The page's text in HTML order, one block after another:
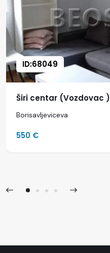
ID:68049
Širi centar (Vozdovac )
Borisavljeviceva
550 €